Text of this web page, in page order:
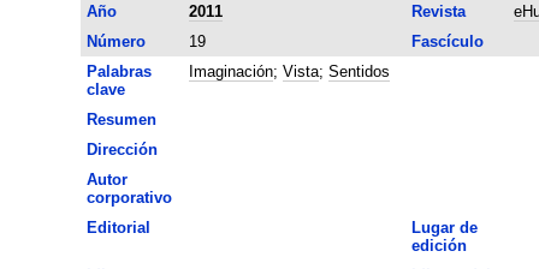
Año
2011 Revista
Número
19
Fascículo
Palabras
clave
Imaginación; Vista; Sentidos
Resumen
Dirección
Autor
corporativo
Editorial
Lugar de
edición